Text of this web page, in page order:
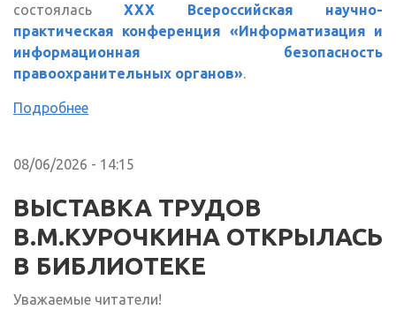
состояласьXXX Всероссийская научно-
практическая конференция «Информатизация и
информационная безопасность
правоохранительных органов».
Подробнее
08/06/2026 - 14:15
ВЫСТАВКА ТРУДОВ
В.М.КУРОЧКИНА ОТКРЫЛАСЬ
В БИБЛИОТЕКЕ
Уважаемые читатели!